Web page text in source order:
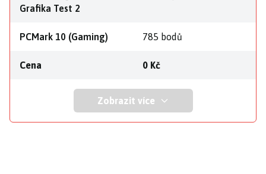
Grafika Test 2
PCMark 10 (Gaming) 785 bodů
Cena 0 Kč
Zobrazit více